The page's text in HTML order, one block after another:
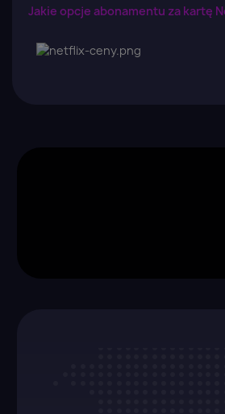
Jakie opcje abonamentu za kartę